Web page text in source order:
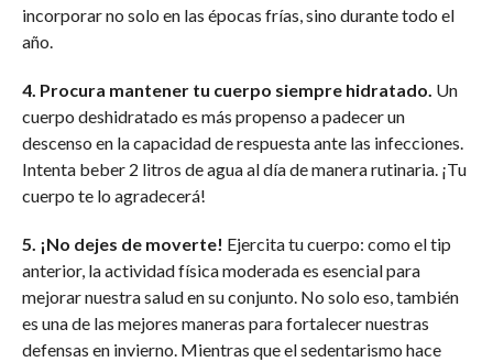
incorporar no solo en las épocas frías, sino durante todo el
año.
4. Procura mantener tu cuerpo siempre hidratado. Un
cuerpo deshidratado es más propenso a padecer un
descenso en la capacidad de respuesta ante las infecciones.
Intenta beber 2 litros de agua al día de manera rutinaria. ¡Tu
cuerpo te lo agradecerá!
5. ¡No dejes de moverte! Ejercita tu cuerpo: como el tip
anterior, la actividad física moderada es esencial para
mejorar nuestra salud en su conjunto. No solo eso, también
es una de las mejores maneras para fortalecer nuestras
defensas en invierno. Mientras que el sedentarismo hace